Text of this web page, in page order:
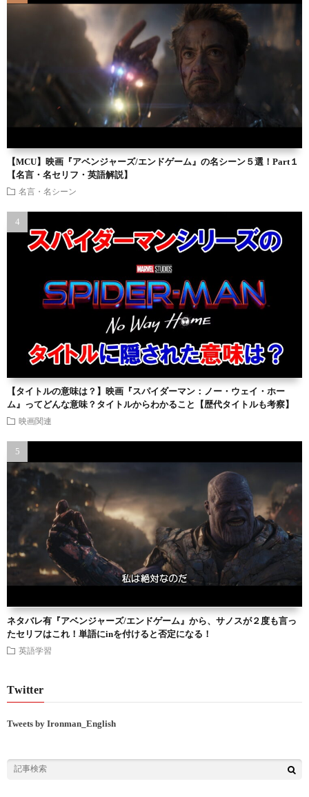
【MCU】映画『アベンジャーズ/エンドゲーム』の名シーン５選！Part１
【名言・名セリフ・英語解説】
名言・名シーン
【タイトルの意味は？】映画『スパイダーマン：ノー・ウェイ・ホー
ム』ってどんな意味？タイトルからわかること【歴代タイトルも考察】
映画関連
ネタバレ有『アベンジャーズ/エンドゲーム』から、サノスが２度も言っ
たセリフはこれ！単語にinを付けると否定になる！
英語学習
Twitter
Tweets by Ironman_English